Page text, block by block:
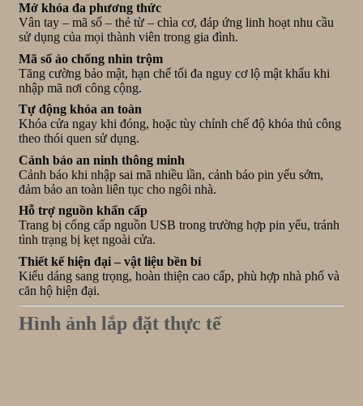
Mở khóa đa phương thức
Vân tay – mã số – thẻ từ – chìa cơ, đáp ứng linh hoạt nhu cầu
sử dụng của mọi thành viên trong gia đình.
Mã số ảo chống nhìn trộm
Tăng cường bảo mật, hạn chế tối đa nguy cơ lộ mật khẩu khi
nhập mã nơi công cộng.
Tự động khóa an toàn
Khóa cửa ngay khi đóng, hoặc tùy chỉnh chế độ khóa thủ công
theo thói quen sử dụng.
Cảnh báo an ninh thông minh
Cảnh báo khi nhập sai mã nhiều lần, cảnh báo pin yếu sớm,
đảm bảo an toàn liên tục cho ngôi nhà.
Hỗ trợ nguồn khẩn cấp
Trang bị cổng cấp nguồn USB trong trường hợp pin yếu, tránh
tình trạng bị kẹt ngoài cửa.
Thiết kế hiện đại – vật liệu bền bỉ
Kiểu dáng sang trọng, hoàn thiện cao cấp, phù hợp nhà phố và
căn hộ hiện đại.
Hình ảnh lắp đặt thực tế